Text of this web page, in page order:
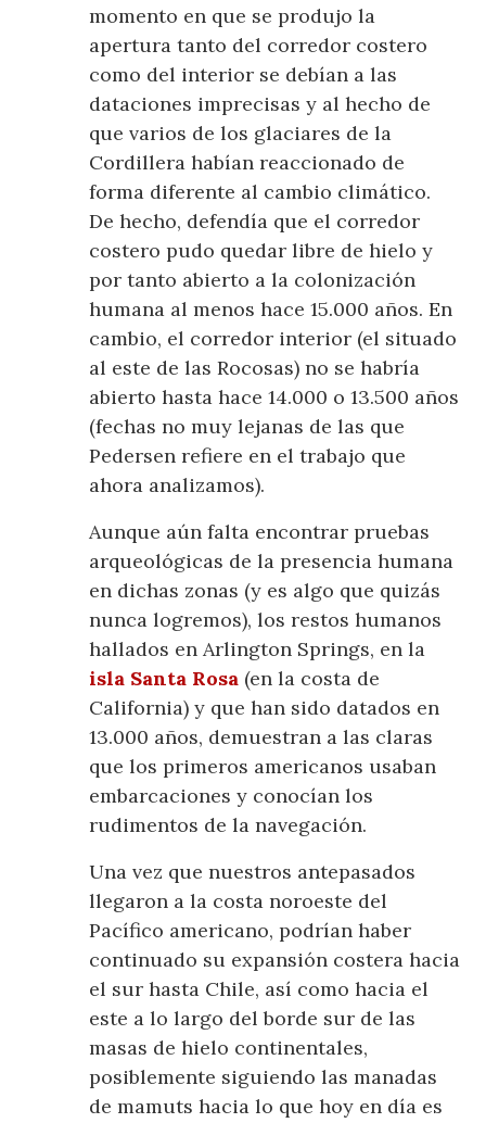
momento en que se produjo la
apertura tanto del corredor costero
como del interior se debían a las
dataciones imprecisas y al hecho de
que varios de los glaciares de la
Cordillera habían reaccionado de
forma diferente al cambio climático.
De hecho, defendía que el corredor
costero pudo quedar libre de hielo y
por tanto abierto a la colonización
humana al menos hace 15.000 años. En
cambio, el corredor interior (el situado
al este de las Rocosas) no se habría
abierto hasta hace 14.000 o 13.500 años
(fechas no muy lejanas de las que
Pedersen refiere en el trabajo que
ahora analizamos).
Aunque aún falta encontrar pruebas
arqueológicas de la presencia humana
en dichas zonas (y es algo que quizás
nunca logremos), los restos humanos
hallados en Arlington Springs, en la
isla Santa Rosa (en la costa de
California) y que han sido datados en
13.000 años, demuestran a las claras
que los primeros americanos usaban
embarcaciones y conocían los
rudimentos de la navegación.
Una vez que nuestros antepasados
llegaron a la costa noroeste del
Pacífico americano, podrían haber
continuado su expansión costera hacia
el sur hasta Chile, así como hacia el
este a lo largo del borde sur de las
masas de hielo continentales,
posiblemente siguiendo las manadas
de mamuts hacia lo que hoy en día es